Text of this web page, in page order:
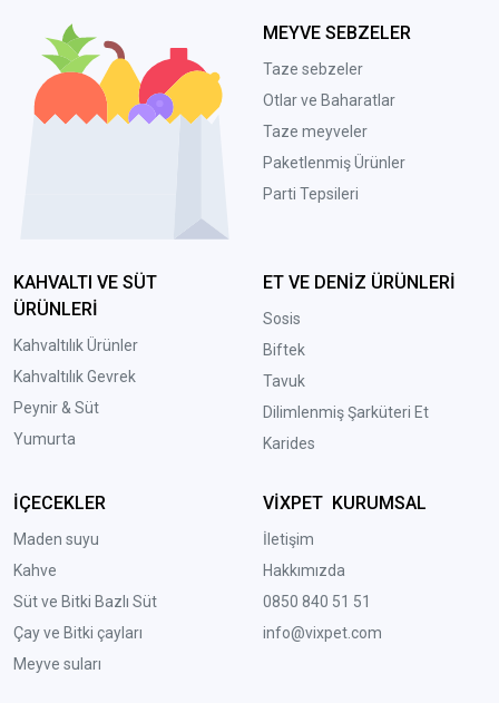
MEYVE SEBZELER
Taze sebzeler
Otlar ve Baharatlar
Taze meyveler
Paketlenmiş Ürünler
Parti Tepsileri
KAHVALTI VE SÜT
ÜRÜNLERİ
Kahvaltılık Ürünler
Kahvaltılık Gevrek
Peynir & Süt
Yumurta
ET VE DENİZ ÜRÜNLERİ
Sosis
Biftek
Tavuk
Dilimlenmiş Şarküteri Et
Karides
İÇECEKLER
Maden suyu
Kahve
Süt ve Bitki Bazlı Süt
Çay ve Bitki çayları
Meyve suları
VİXPET KURUMSAL
İletişim
Hakkımızda
0850 840 51 51
info@vixpet.com